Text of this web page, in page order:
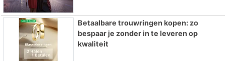
Betaalbare trouwringen kopen: zo
bespaar je zonder in te leveren op
kwaliteit